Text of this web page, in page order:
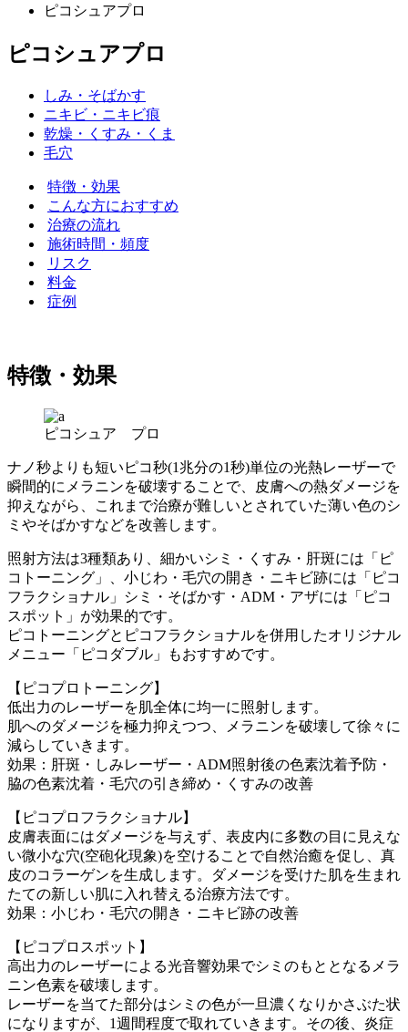
ピコシュアプロ
ピコシュアプロ
しみ・そばかす
ニキビ・ニキビ痕
乾燥・くすみ・くま
毛穴
特徴・効果
こんな方におすすめ
治療の流れ
施術時間・頻度
リスク
料金
症例
特徴・効果
ピコシュア プロ
ナノ秒よりも短いピコ秒(1兆分の1秒)単位の光熱レーザーで
瞬間的にメラニンを破壊することで、皮膚への熱ダメージを
抑えながら、これまで治療が難しいとされていた薄い色のシ
ミやそばかすなどを改善します。
照射方法は3種類あり、細かいシミ・くすみ・肝斑には「ピ
コトーニング」、小じわ・毛穴の開き・ニキビ跡には「ピコ
フラクショナル」シミ・そばかす・ADM・アザには「ピコ
スポット」が効果的です。
ピコトーニングとピコフラクショナルを併用したオリジナル
メニュー「ピコダブル」もおすすめです。
【ピコプロトーニング】
低出力のレーザーを肌全体に均一に照射します。
肌へのダメージを極力抑えつつ、メラニンを破壊して徐々に
減らしていきます。
効果：肝斑・しみレーザー・ADM照射後の色素沈着予防・
脇の色素沈着・毛穴の引き締め・くすみの改善
【ピコプロフラクショナル】
皮膚表面にはダメージを与えず、表皮内に多数の目に見えな
い微小な穴(空砲化現象)を空けることで自然治癒を促し、真
皮のコラーゲンを生成します。ダメージを受けた肌を生まれ
たての新しい肌に入れ替える治療方法です。
効果：小じわ・毛穴の開き・ニキビ跡の改善
【ピコプロスポット】
高出力のレーザーによる光音響効果でシミのもととなるメラ
ニン色素を破壊します。
レーザーを当てた部分はシミの色が一旦濃くなりかさぶた状
になりますが、1週間程度で取れていきます。その後、炎症